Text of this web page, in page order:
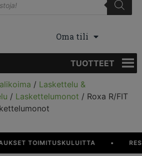
Oma tili
TUOTTEET
/ Laskettelu &
/ Laskettelumonot / Roxa R/FIT
TOIMITUSKULUITTA